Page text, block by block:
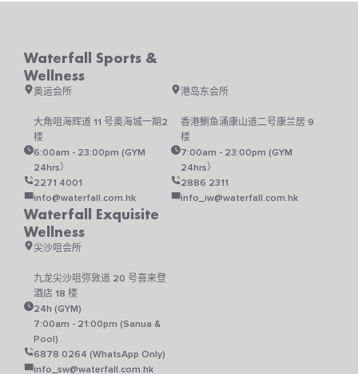
面
上
选
这
些
选
项
Waterfall Sports &
Wellness
奥运会所
大角咀海辉道 11 号奥海城一期2
楼
6:00am - 23:00pm (GYM
24hrs）
2271 4001
info@waterfall.com.hk
港岛东会所
香港鰂鱼涌康山道二号康兰居 9
楼
7:00am - 23:00pm (GYM
24hrs）
2886 2311
info_iw@waterfall.com.hk
Waterfall Exquisite
Wellness
尖沙咀会所
九龙尖沙咀弥敦道 20 号喜来登
酒店 18 楼
24h (GYM)
7:00am - 21:00pm (Sanua &
Pool)
6878 0264 (WhatsApp Only)
info_sw@waterfall.com.hk